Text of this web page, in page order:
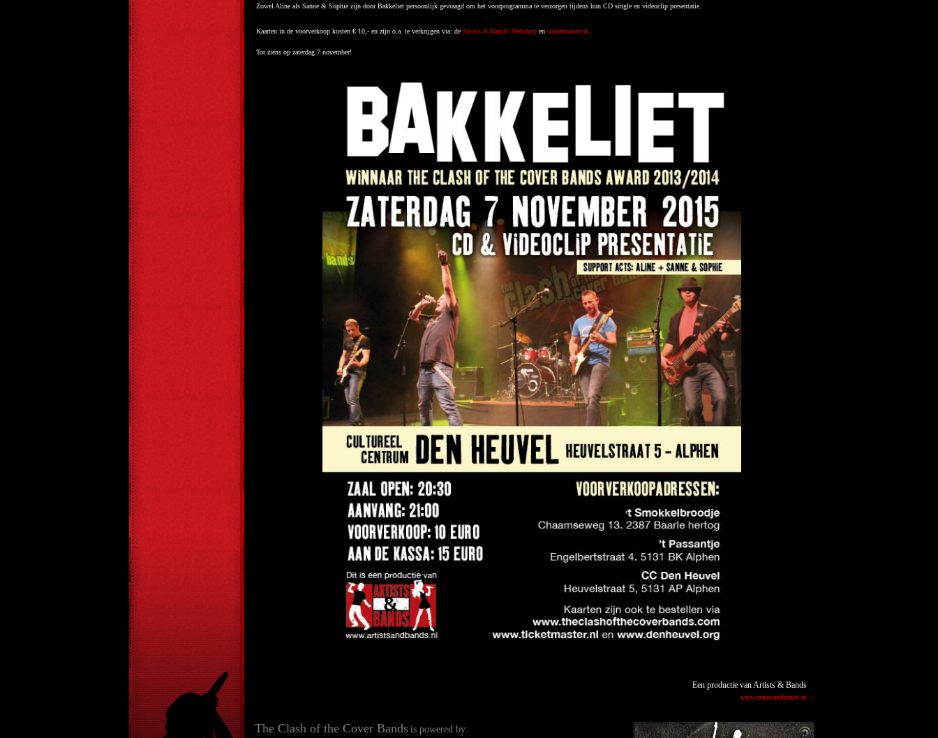
Zowel Aline als Sanne & Sophie zijn door Bakkeliet persoonlijk gevraagd om het voorprogramma te verzorgen tijdens hun CD single en videoclip presentatie.
Kaarten in de voorverkoop kosten € 10,- en zijn o.a. te verkrijgen via: de Artists & Bands' Webshop en ticketmaster.nl
Tot ziens op zaterdag 7 november!
Een productie van Artists & Bands
www.artistsandbands.nl
The Clash of the Cover Bands is powered by: